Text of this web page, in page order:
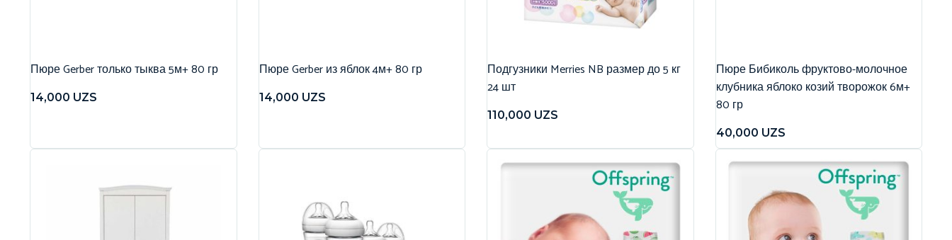
Пюре Gerber только тыква 5м+ 80 гр
14,000 UZS
Пюре Gerber из яблок 4м+ 80 гр
14,000 UZS
Подгузники Merries NB размер до 5 кг
24 шт
110,000 UZS
Пюре Бибиколь фруктово-молочное
клубника яблоко козий творожок 6м+
80 гр
40,000 UZS